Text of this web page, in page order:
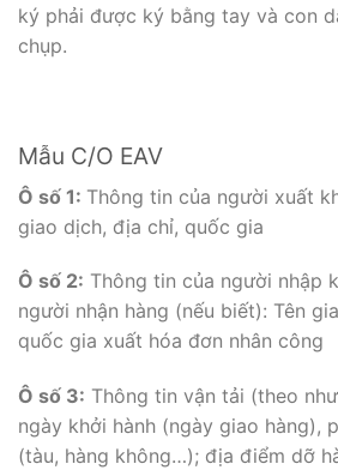
ký phải được ký bằng tay và con
chụp.
Mẫu C/O EAV
Ô số 1: Thông tin của người xuất
giao dịch, địa chỉ, quốc gia
Ô số 2: Thông tin của người nhập
người nhận hàng (nếu biết): Tên
quốc gia xuất hóa đơn nhân công
Ô số 3: Thông tin vận tải (theo
ngày khởi hành (ngày giao hàng),
(tàu, hàng không…); địa điểm dỡ